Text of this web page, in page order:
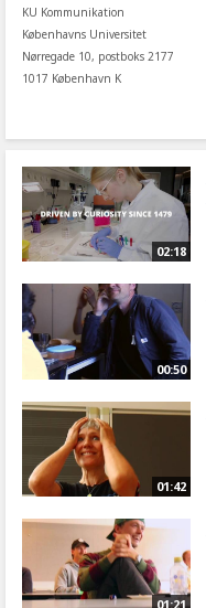
KU Kommunikation
Københavns Universitet
Nørregade 10, postboks 2177
1017 København K
02:18
00:50
01:42
01:21